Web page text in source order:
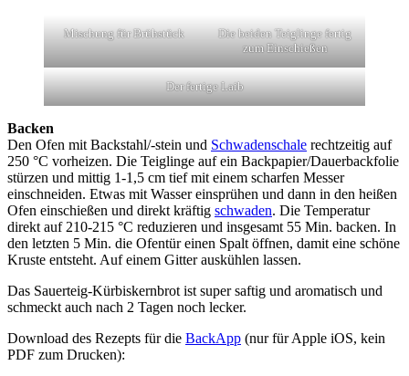
Mischung für Brühstück
Die beiden Teiglinge fertig
zum Einschießen
Der fertige Laib
Backen
Den Ofen mit Backstahl/-stein und Schwadenschale rechtzeitig auf
250 °C vorheizen. Die Teiglinge auf ein Backpapier/Dauerbackfolie
stürzen und mittig 1-1,5 cm tief mit einem scharfen Messer
einschneiden. Etwas mit Wasser einsprühen und dann in den heißen
Ofen einschießen und direkt kräftig schwaden. Die Temperatur
direkt auf 210-215 °C reduzieren und insgesamt 55 Min. backen. In
den letzten 5 Min. die Ofentür einen Spalt öffnen, damit eine schöne
Kruste entsteht. Auf einem Gitter auskühlen lassen.
Das Sauerteig-Kürbiskernbrot ist super saftig und aromatisch und
schmeckt auch nach 2 Tagen noch lecker.
Download des Rezepts für die BackApp (nur für Apple iOS, kein
PDF zum Drucken):